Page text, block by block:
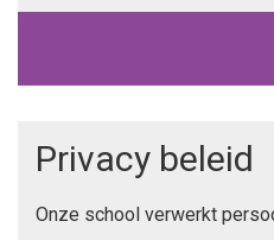
Privacy beleid
Onze school verwerkt